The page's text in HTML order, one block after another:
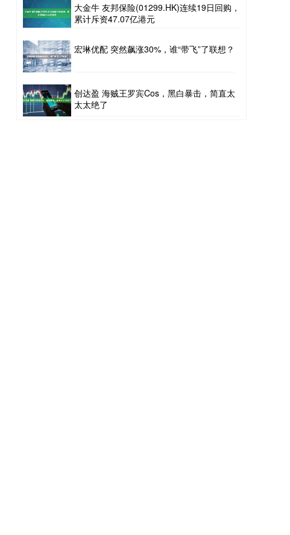
大金牛 友邦保险(01299.HK)连续19日回购，
累计斥资47.07亿港元
宏琳优配 突然飙涨30%，谁“带飞”了联想？
创达盈 海贼王罗宾Cos，黑白暴击，简直太
太太绝了